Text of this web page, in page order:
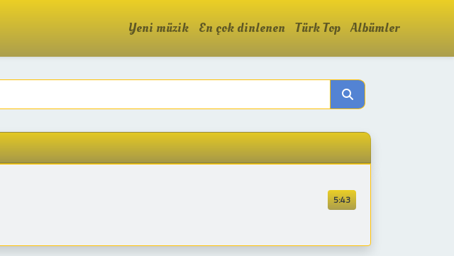
Yeni müzik En çok dinlenen Türk Top Albümler
5:43